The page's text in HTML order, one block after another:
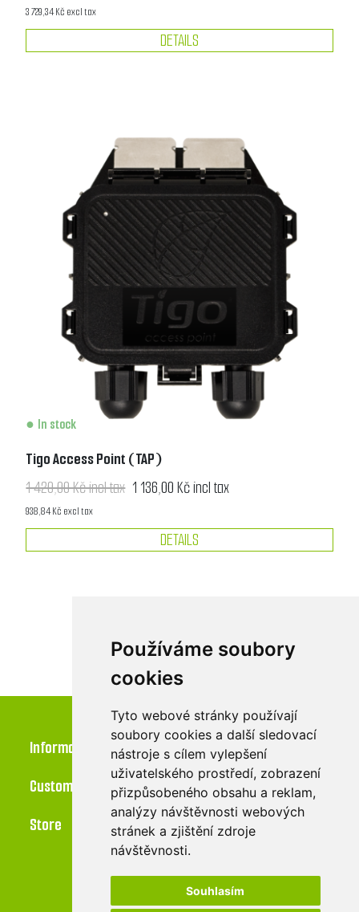
Používáme soubory
cookies
Tyto webové stránky používají
soubory cookies a další sledovací
nástroje s cílem vylepšení
uživatelského prostředí, zobrazení
přizpůsobeného obsahu a reklam,
analýzy návštěvnosti webových
stránek a zjištění zdroje
návštěvnosti.
Souhlasím
3 729,34 Kč excl tax
DETAILS
In stock
Tigo Access Point (TAP)
1 420,00 Kč incl tax 1 136,00 Kč incl tax
938,84 Kč excl tax
DETAILS
Information
Customer service
Store